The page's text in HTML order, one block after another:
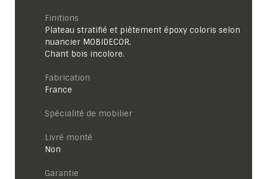
Finitions
Plateau stratifié et piètement époxy coloris selon
nuancier MOBIDECOR.
Chant bois incolore.
Fabrication
France
Spécialité de mobilier
Livré monté
Non
garantie